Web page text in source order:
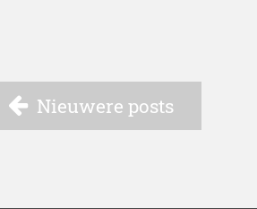
Nieuwere posts